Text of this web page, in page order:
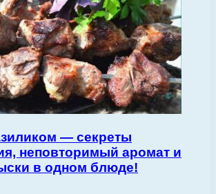
— секреты
неповторимый аромат и
в одном блюде!